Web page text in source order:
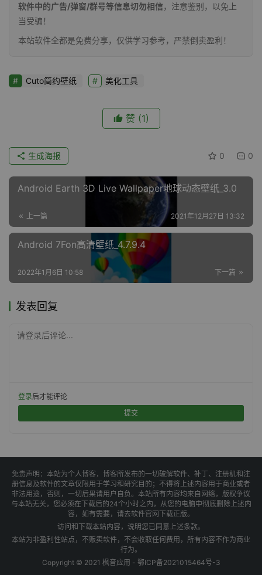
软件中的广告/弹窗/群号等信息切勿相信，注意鉴别，以免上
当受骗！
本站软件全都是免费分享，仅供学习参考，严禁倒卖盈利！
Cuto简约壁纸 美化工具
赞 (1)
0 0
生成海报
Android Earth 3D Live Wallpaper地球动态壁纸_3.0
上一篇 2021年12月27日 13:32
Android 7Fon高清壁纸_4.7.9.4
下一篇
2022年1月6日 10:58
发表回复
请登录后评论...
登录后才能评论
提交
免责声明：本站为个人博客，博客所发布的一切破解软件、补丁、注册机和注
册信息及软件的文章仅限用于学习和研究目的；不得将上述内容用于商业或者
非法用途，否则，一切后果请用户自负。本站所有内容均来自网络，版权争议
与本站无关，您必须在下载后的24个小时之内，从您的电脑中彻底删除上述内
容，如有需要，请去软件官网下载正版。
访问和下载本站内容，说明您已同意上述条款。
本站为非盈利性站点，不贩卖软件，不会收取任何费用，所有内容不作为商业
行为。
Copyright © 2021 枫音应用 - 鄂ICP备2021015464号-3